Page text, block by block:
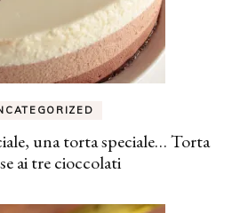
una torta speciale… Torta
ai tre cioccolati